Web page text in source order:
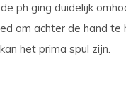
ph ging duidelijk
om achter de hand te
het prima spul zijn.